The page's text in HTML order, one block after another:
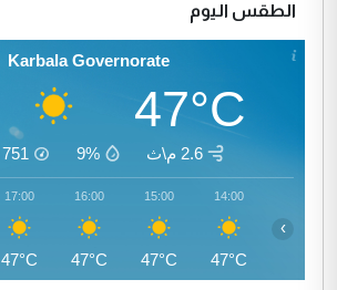
الطقس اليوم
Karbala Governorate
47°C
2.6 م\ث 9%
751
14:00
47°C
15:00
47°C
16:00
47°C
17:00
47°C
›